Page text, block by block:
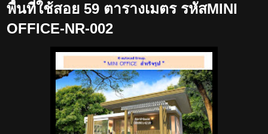
พื้นที่ใช้สอย 59 ตารางเมตร รหัสMINI
OFFICE-NR-002